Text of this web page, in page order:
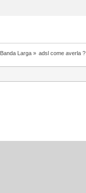
Banda Larga» adsl come averla ?